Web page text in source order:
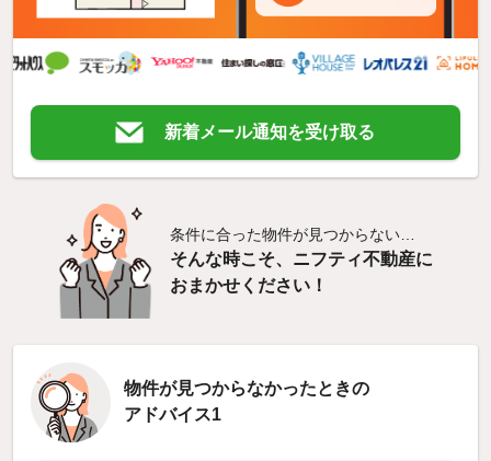
新着メール通知を受け取る
条件に合った物件が見つからない…
そんな時こそ、ニフティ不動産に
おまかせください！
物件が見つからなかったときの
アドバイス1